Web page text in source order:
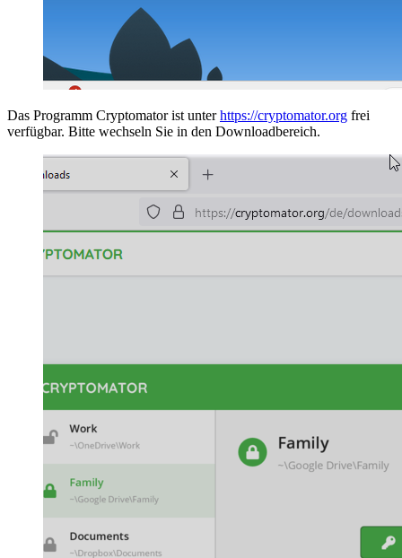
Das Programm Cryptomator ist unterhttps://cryptomator.org frei
verfügbar. Bitte wechseln Sie in den Downloadbereich.